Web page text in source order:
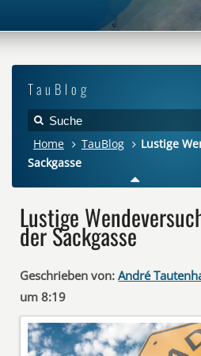
TauBlog
Home TauBlog
Lustige
Sackgasse
Lustige
der Sackgasse
Geschrieben von: André
um 8:19